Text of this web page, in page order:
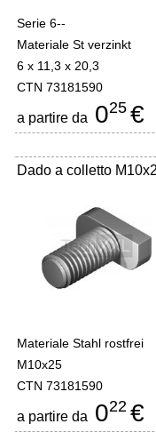
Serie 6--
Materiale St verzinkt
6 x 11,3 x 20,3
CTN 73181590
a partire da 025 €
Dado a colletto
Materiale Stahl rostfrei
M10x25
CTN 73181590
a partire da 022 €